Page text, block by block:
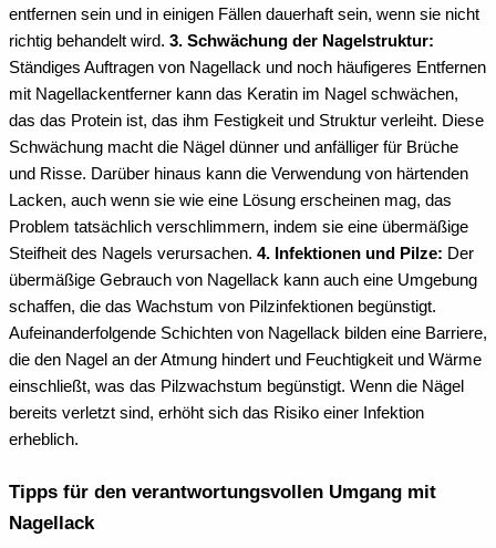
entfernen sein und in einigen Fällen dauerhaft sein, wenn sie nicht
richtig behandelt wird. 3. Schwächung der Nagelstruktur:
Ständiges Auftragen von Nagellack und noch häufigeres Entfernen
mit Nagellackentferner kann das Keratin im Nagel schwächen,
das das Protein ist, das ihm Festigkeit und Struktur verleiht. Diese
Schwächung macht die Nägel dünner und anfälliger für Brüche
und Risse. Darüber hinaus kann die Verwendung von härtenden
Lacken, auch wenn sie wie eine Lösung erscheinen mag, das
Problem tatsächlich verschlimmern, indem sie eine übermäßige
Steifheit des Nagels verursachen. 4. Infektionen und Pilze: Der
übermäßige Gebrauch von Nagellack kann auch eine Umgebung
schaffen, die das Wachstum von Pilzinfektionen begünstigt.
Aufeinanderfolgende Schichten von Nagellack bilden eine Barriere,
die den Nagel an der Atmung hindert und Feuchtigkeit und Wärme
einschließt, was das Pilzwachstum begünstigt. Wenn die Nägel
bereits verletzt sind, erhöht sich das Risiko einer Infektion
erheblich.
Tipps für den verantwortungsvollen Umgang mit
Nagellack